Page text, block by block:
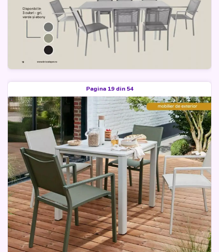
Pagina 19 din 54